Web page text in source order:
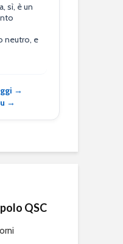
sì, è un
neutro, e
→
→
QSC